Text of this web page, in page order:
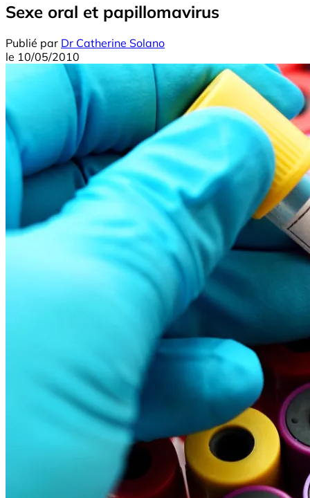
Sexe oral et papillomavirus
Publié par Dr Catherine Solano
le 10/05/2010